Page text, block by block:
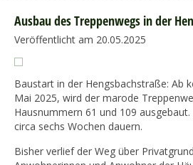
Ausbau des Treppenwegs in der
Veröffentlicht am 20.05.2025
Baustart in der Hengsbachstraße: Ab
Mai 2025, wird der marode
Hausnummern 61 und 109
circa sechs Wochen dauern.
Bisher verlief der Weg über